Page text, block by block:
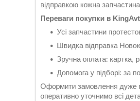
відправкою кожна
Переваги покупки в
Усі запчастини
Швидка відправка
Зручна оплата: картка,
Допомога у підборі: за
Оформити замовлення дуже
оперативно уточнимо всі